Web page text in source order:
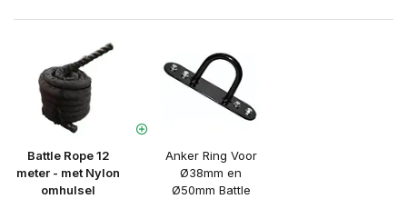
Battle Rope 12
meter - met Nylon
omhulsel
Anker Ring Voor
Ø38mm en
Ø50mm Battle